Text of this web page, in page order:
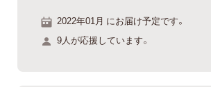
2022年01月 にお届け予定です。
9人が応援しています。